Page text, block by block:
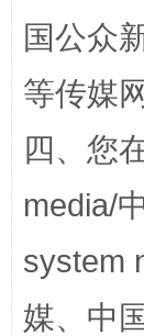
招
国公众
等传媒
四、您
media/
system
媒、中